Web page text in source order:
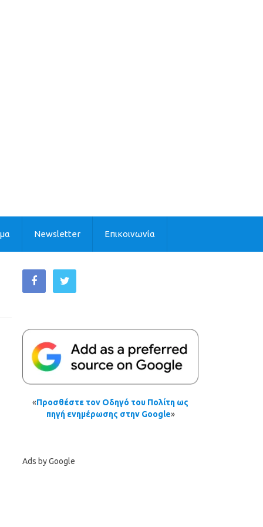
Newsletter Επικοινωνία
«Προσθέστε τον Οδηγό του Πολίτη ως
πηγή ενημέρωσης στην Google»
Ads by Google